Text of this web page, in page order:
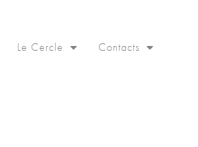
Le Cercle Contacts